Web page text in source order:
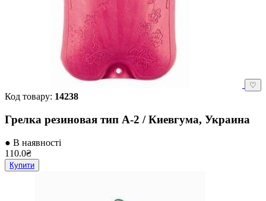
♡
Код товару: 14238
Грелка резиновая тип А-2 / Киевгума, Украина
● В наявності
110.0₴
Купити